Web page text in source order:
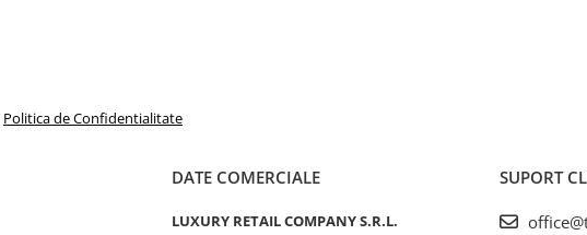
Politica de Confidentialitate
DATE COMERCIALE
LUXURY RETAIL COMPANY S.R.L.
SUPORT